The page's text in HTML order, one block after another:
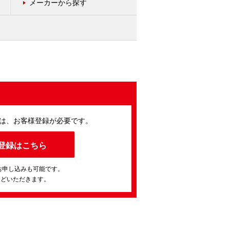
メーカーから探す
、お客様登録が必要です。
録はこちら
し込みも可能です。
いただきます。